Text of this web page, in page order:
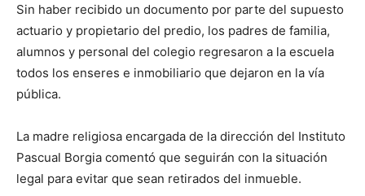
Sin haber recibido un documento por parte del supuesto
actuario y propietario del predio, los padres de familia,
alumnos y personal del colegio regresaron a la escuela
todos los enseres e inmobiliario que dejaron en la vía
pública.
La madre religiosa encargada de la dirección del Instituto
Pascual Borgia comentó que seguirán con la situación
legal para evitar que sean retirados del inmueble.